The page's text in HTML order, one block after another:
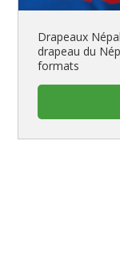
Drapeaux
drapeau du
formats